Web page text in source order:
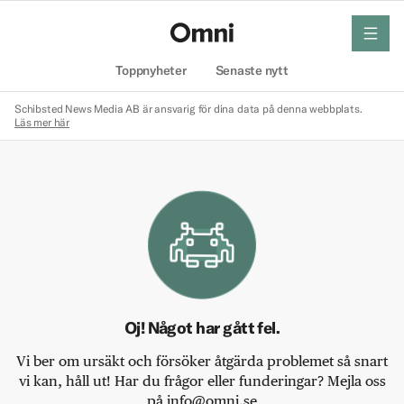
Toppnyheter Senaste nytt
meny
Schibsted News Media AB är ansvarig för dina data på denna webbplats.
Läs mer här
Oj! Något har gått fel.
Vi ber om ursäkt och försöker åtgärda problemet så snart
vi kan, håll ut! Har du frågor eller funderingar? Mejla oss